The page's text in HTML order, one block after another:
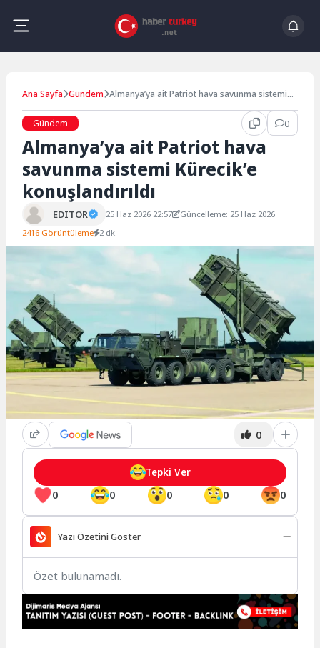
content
Ana Sayfa Gündem Almanya’ya ait Patriot hava savunma sistemi
Gündem
0
Almanya’ya ait Patriot hava
savunma sistemi Kürecik’e
konuşlandırıldı
EDITOR 25 Haz 2026 22:57
Güncelleme: 25 Haz 2026
2416 Görüntüleme 2 dk.
0
0 0 0 0 0
Tepki Ver
Yazı Özetini Göster
Özet bulunamadı.